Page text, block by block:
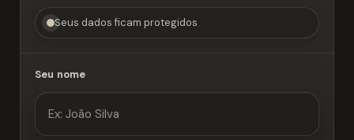
Seus dados ficam protegidos
Seu nome